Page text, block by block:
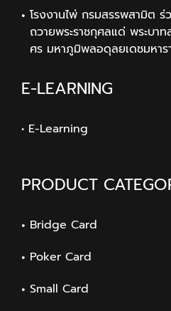
โรงงานไพ่ กรมสรรพสามิต
ถวายพระราชกุศลแด่ พระบาท
ศร มหาภูมิพลอดุลยเดชมหา
E-LEARNING
• E-Learning
PRODUCT
Bridge Card
Poker Card
Small Card